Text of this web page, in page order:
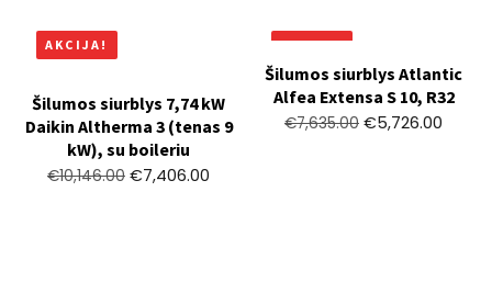
AKCIJA!
Šilumos siurblys 7,74 kW
Daikin Altherma 3 (tenas 9
kW), su boileriu
€10,146.00 €7,406.00
AKCIJA!
Šilumos siurblys Atlantic
Alfea Extensa S 10, R32
€7,635.00 €5,726.00